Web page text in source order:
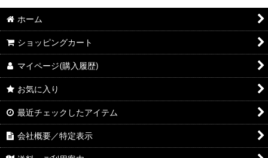
ホーム
ショッピングカート
マイページ(購入履歴)
お気に入り
最近チェックしたアイテム
会社概要／特定表示